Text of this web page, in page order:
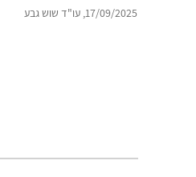
17/09/2025, עו"ד שוש גבע